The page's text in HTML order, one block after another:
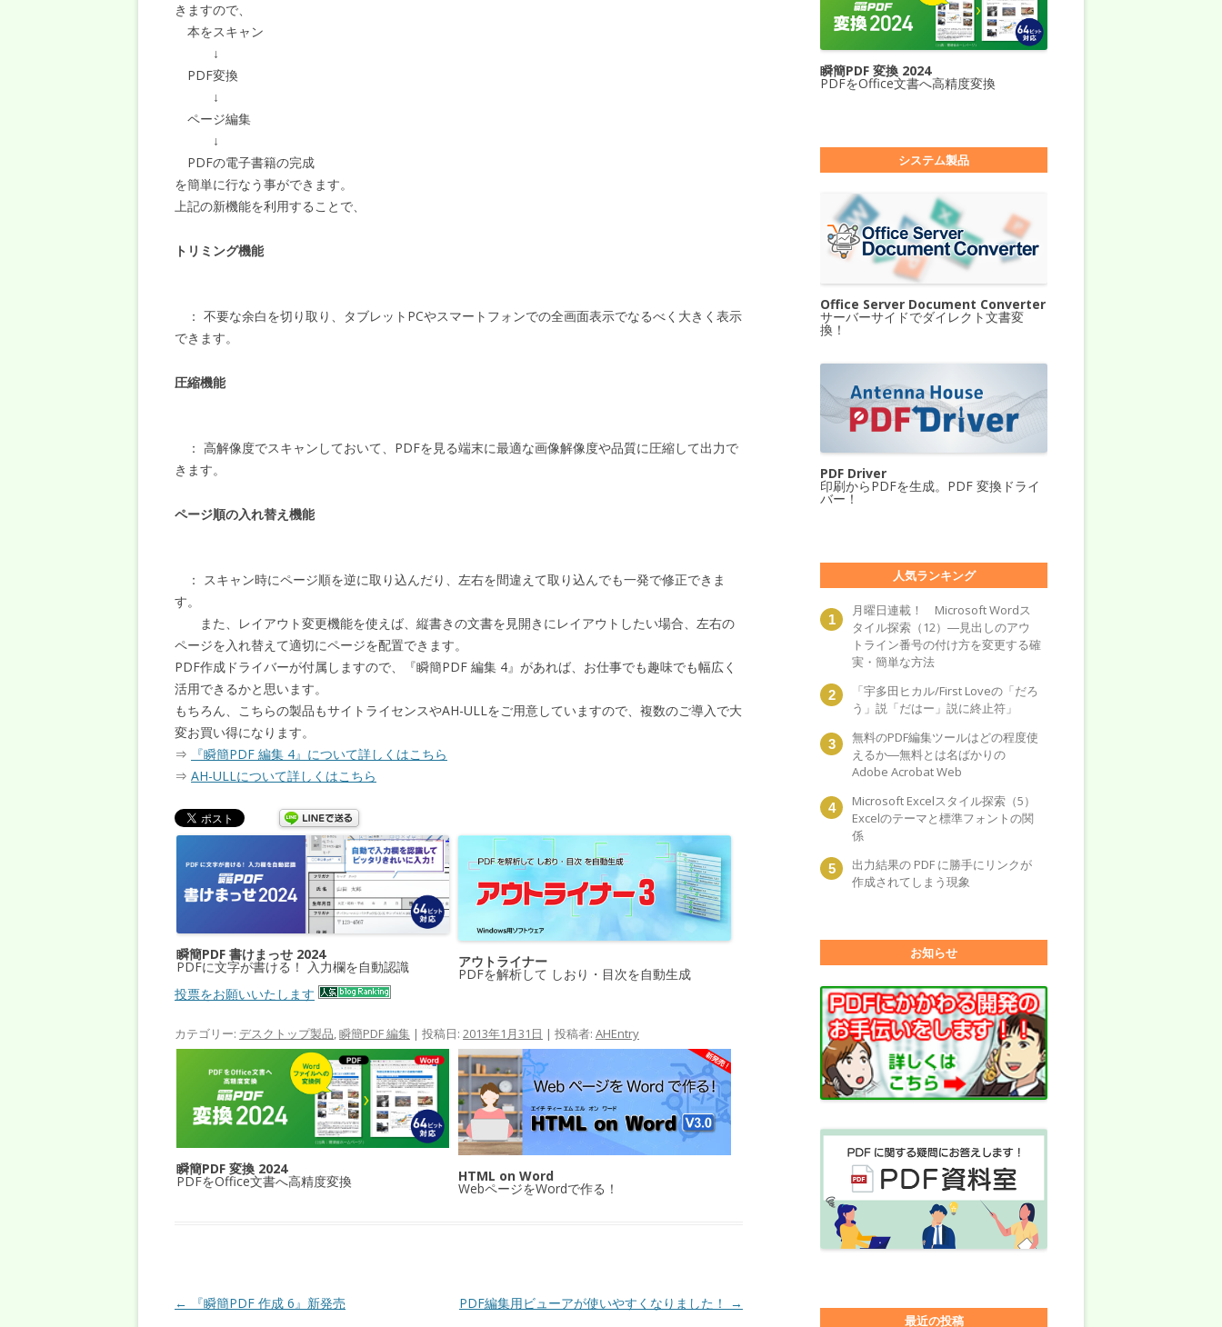
きますので、
本をスキャン
↓
PDF変換
↓
ページ編集
↓
PDFの電子書籍の完成
を簡単に行なう事ができます。
上記の新機能を利用することで、
トリミング機能
： 不要な余白を切り取り、タブレットPCやスマートフォンでの全画面表示でなるべく大きく表示
できます。
圧縮機能
： 高解像度でスキャンしておいて、PDFを見る端末に最適な画像解像度や品質に圧縮して出力で
きます。
ページ順の入れ替え機能
： スキャン時にページ順を逆に取り込んだり、左右を間違えて取り込んでも一発で修正できま
す。
また、レイアウト変更機能を使えば、縦書きの文書を見開きにレイアウトしたい場合、左右の
ページを入れ替えて適切にページを配置できます。
PDF作成ドライバーが付属しますので、『瞬簡PDF 編集 4』があれば、お仕事でも趣味でも幅広く
活用できるかと思います。
もちろん、こちらの製品もサイトライセンスやAH-ULLをご用意していますので、複数のご導入で大
変お買い得になります。
⇒
『瞬簡PDF 編集 4』について詳しくはこちら
⇒ AH-ULLについて詳しくはこちら
瞬簡PDF 書けまっせ 2024
PDFに文字が書ける！ 入力欄を自動認識 アウトライナー
PDFを解析して しおり・目次を自動生成
投票をお願いいたします
カテゴリー: デスクトップ製品,瞬簡PDF 編集 | 投稿日: 2013年1月31日 | 投稿者: AHEntry
瞬簡PDF 変換 2024
PDFをOffice文書へ高精度変換 HTML on Word
WebページをWordで作る！
投稿ナビゲーション
← 『瞬簡PDF 作成 6』新発売 PDF編集用ビューアが使いやすくなりました！ →
瞬簡PDF 変換 2024
PDFをOffice文書へ高精度変換
システム製品
Office Server Document Converter
サーバーサイドでダイレクト文書変
換！
PDF Driver
印刷からPDFを生成。PDF 変換ドライ
バー！
人気ランキング
月曜日連載！ Microsoft Wordス
タイル探索（12）―見出しのアウ
トライン番号の付け方を変更する確
実・簡単な方法
「宇多田ヒカル/First Loveの「だろ
う」説「だはー」説に終止符」
無料のPDF編集ツールはどの程度使
えるか―無料とは名ばかりの
Adobe Acrobat Web
Microsoft Excelスタイル探索（5）
Excelのテーマと標準フォントの関
係
出力結果の PDF に勝手にリンクが
作成されてしまう現象
お知らせ
最近の投稿